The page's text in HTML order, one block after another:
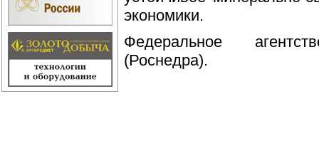
экономики.
Федеральное
(Роснедра).